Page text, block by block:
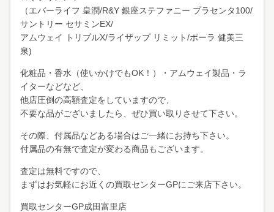
（エバーライフ 皇潤/R&Y 銀座ステファニー プラセンタ100/
サントリー セサミンEX/
アムウェイ トリプルX/ライザップ リミット/ポーラ 健美三
泉)
化粧品・香水（使いかけでもOK！）・アムウェイ製品・ラ
イターなどなど、
他店圧倒の高額査定をしていますので、
不要な品がございましたら、ぜひ買い取りさせて下さい。
その際、付属品などある場合はご一緒にお持ち下さい。
付属品の有無で査定が変わる商品もございます。
査定は無料ですので、
まずはお気軽にお近くの買取センターGPにご来店下さい。
買取センターGP成田富里店